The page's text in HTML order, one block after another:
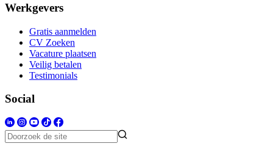
Werkgevers
Gratis aanmelden
CV Zoeken
Vacature plaatsen
Veilig betalen
Testimonials
Social